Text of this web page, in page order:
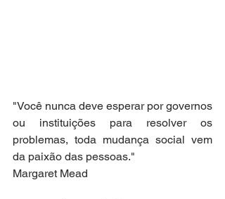
"Você nunca deve esperar por governos
ou instituições para resolver os
problemas, toda mudança social vem
da paixão das pessoas."
Margaret Mead